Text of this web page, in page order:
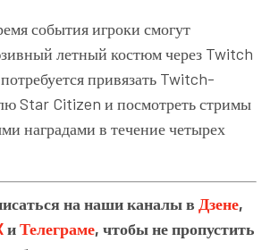
события игроки смогут
летный костюм через Twitch
привязать Twitch-
Star Citizen и посмотреть стримы
наградами в течение четырех
на наши каналы в Дзене,
иТелеграме, чтобы не пропустить